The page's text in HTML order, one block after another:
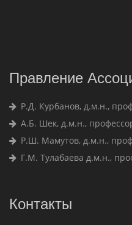
Правление
Р.Д. Курбанов, д.м.н.,
А.Б. Шек, д.м.н.,
Р.Ш. Мамутов, д.м.н.,
Г.М. Тулабаева д.м.н.,
Контакты